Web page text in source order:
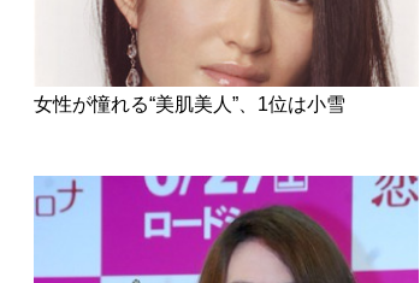
女性が憧れる“美肌美人”、1位は小雪